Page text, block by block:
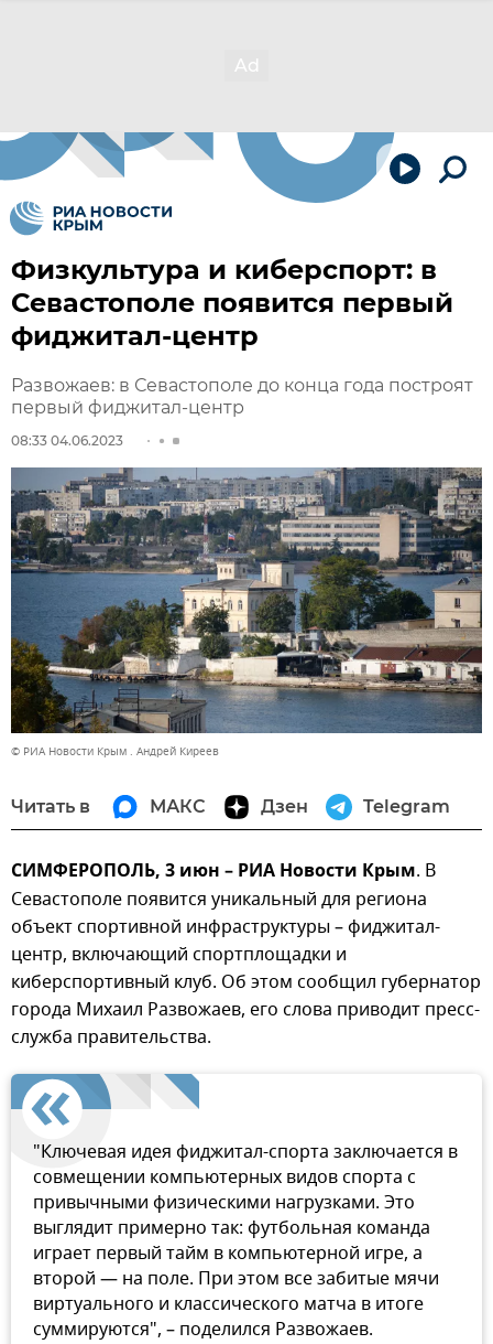
Физкультура и киберспорт: в
Севастополе появится первый
фиджитал-центр
Развожаев: в Севастополе до конца года построят
первый фиджитал-центр
08:33 04.06.2023
© РИА Новости Крым . Андрей Киреев
Читать в МАКС Дзен Telegram
СИМФЕРОПОЛЬ, 3 июн – РИА Новости Крым. В
Севастополе появится уникальный для региона
объект спортивной инфраструктуры – фиджитал-
центр, включающий спортплощадки и
киберспортивный клуб. Об этом сообщил губернатор
города Михаил Развожаев, его слова приводит пресс-
служба правительства.
"Ключевая идея фиджитал-спорта заключается в
совмещении компьютерных видов спорта с
привычными физическими нагрузками. Это
выглядит примерно так: футбольная команда
играет первый тайм в компьютерной игре, а
второй — на поле. При этом все забитые мячи
виртуального и классического матча в итоге
суммируются", – поделился Развожаев.